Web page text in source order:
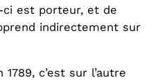
ci est porteur, et de
indirectement sur
c’est sur l’autre